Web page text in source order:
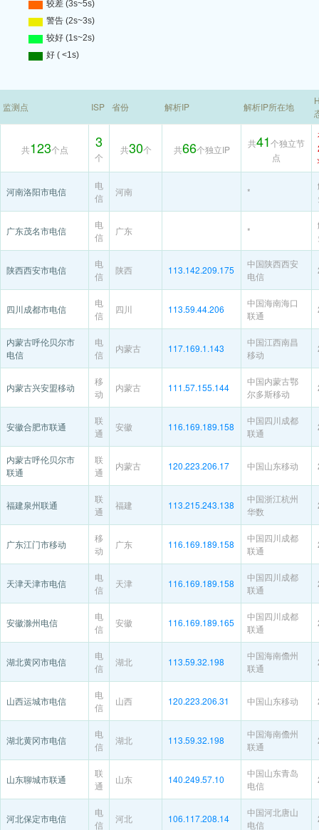
监测点 ISP 省份 解析IP 解析IP所在地
共123个点 3
个
共30个 共66个独立IP
共41个独立节
点
河南洛阳市电信
电
信
河南 *
广东茂名市电信
电
信
广东 *
陕西西安市电信
电
信
陕西 113.142.209.175
中国陕西西安
电信
四川成都市电信
电
信
四川 113.59.44.206
中国海南海口
联通
内蒙古呼伦贝尔市
电信
电
信
内蒙古 117.169.1.143
中国江西南昌
移动
内蒙古兴安盟移动
移
动
内蒙古 111.57.155.144
中国内蒙古鄂
尔多斯移动
安徽合肥市联通
联
通
安徽 116.169.189.158
中国四川成都
联通
内蒙古呼伦贝尔市
联通
联
通
内蒙古 120.223.206.17 中国山东移动
福建泉州联通
联
通
福建 113.215.243.138
中国浙江杭州
华数
广东江门市移动
移
动
广东 116.169.189.158
中国四川成都
联通
天津天津市电信
电
信
天津 116.169.189.158
中国四川成都
联通
安徽滁州电信
电
信
安徽 116.169.189.165
中国四川成都
联通
湖北黄冈市电信
电
信
湖北 113.59.32.198
中国海南儋州
联通
山西运城市电信
电
信
山西 120.223.206.31 中国山东移动
湖北黄冈市电信
电
信
湖北 113.59.32.198
中国海南儋州
联通
山东聊城市联通
联
通
山东 140.249.57.10
中国山东青岛
电信
河北保定市电信
电
信
河北 106.117.208.14
中国河北唐山
电信